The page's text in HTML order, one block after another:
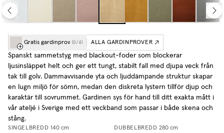
Gratis gardinprov (0/4) ALLA GARDINPROVER
Spanskt sammetstyg med blackout-foder som blockerar
ljusinsläppet helt och ger ett tungt, stabilt fall med djupa veck från
tak till golv. Dammavvisande yta och ljuddämpande struktur skapar
en lugn miljö för sömn, medan den diskreta lystern tillför djup och
karaktär till sovrummet. Gardinen sys för hand till ditt exakta mått i
vår ateljé i Sverige med ett veckband som passar i både skena och
stång.
SINGELBREDD 140 cm DUBBELBREDD 280 cm